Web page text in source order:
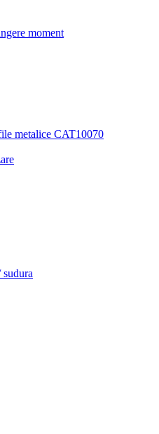
moment
metalice CAT10070